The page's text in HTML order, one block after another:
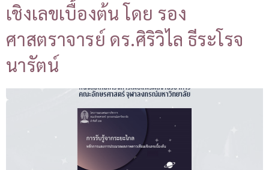
เชิงเลขเบื้องต้น โดย รอง
ศาสตราจารย์ ดร.ศิริวิไล ธีระโรจ
นารัตน์